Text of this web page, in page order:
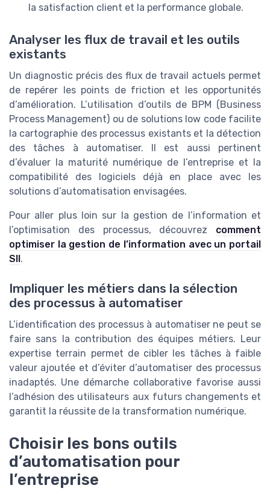
la satisfaction client et la performance globale.
Analyser les flux de travail et les outils
existants
Un diagnostic précis des flux de travail actuels permet
de repérer les points de friction et les opportunités
d’amélioration. L’utilisation d’outils de BPM (Business
Process Management) ou de solutions low code facilite
la cartographie des processus existants et la détection
des tâches à automatiser. Il est aussi pertinent
d’évaluer la maturité numérique de l’entreprise et la
compatibilité des logiciels déjà en place avec les
solutions d’automatisation envisagées.
Pour aller plus loin sur la gestion de l’information et
l’optimisation des processus, découvrez comment
optimiser la gestion de l’information avec un portail
SII .
Impliquer les métiers dans la sélection
des processus à automatiser
L’identification des processus à automatiser ne peut se
faire sans la contribution des équipes métiers. Leur
expertise terrain permet de cibler les tâches à faible
valeur ajoutée et d’éviter d’automatiser des processus
inadaptés. Une démarche collaborative favorise aussi
l’adhésion des utilisateurs aux futurs changements et
garantit la réussite de la transformation numérique.
Choisir les bons outils
d’automatisation pour
l’entreprise